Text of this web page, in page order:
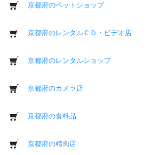
京都府のペットショップ
京都府のレンタルＣＤ・ビデオ店
京都府のレンタルショップ
京都府のカメラ店
京都府の食料品
京都府の精肉店